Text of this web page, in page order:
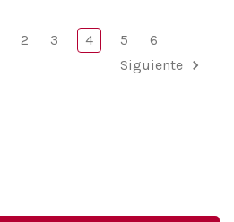
2 3 4 5
6
Siguiente